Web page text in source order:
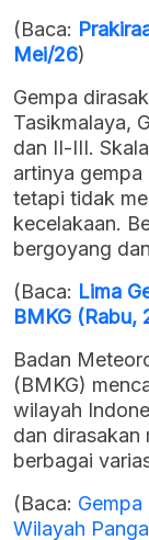
(Baca:
Mei/26)
Gempa
Tasikmalaya,
dan II-III.
artinya gempa
tetapi tidak
kecelakaan.
bergoyang
(Baca: Lima
BMKG
Badan
(BMKG)
wilayah
dan dirasakan
berbagai
(Baca:
Wilayah